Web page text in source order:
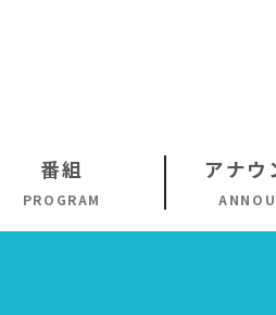
番組
PROGRAM
アナウ